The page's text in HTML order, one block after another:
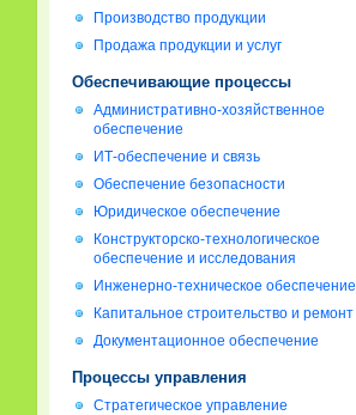
Производство продукции
Продажа продукции и услуг
Обеспечивающие процессы
Административно-хозяйственное
обеспечение
ИТ-обеспечение и связь
Обеспечение безопасности
Юридическое обеспечение
Конструкторско-технологическое
обеспечение и исследования
Инженерно-техническое обеспечение
Капитальное строительство и ремонт
Документационное обеспечение
Процессы управления
Стратегическое управление